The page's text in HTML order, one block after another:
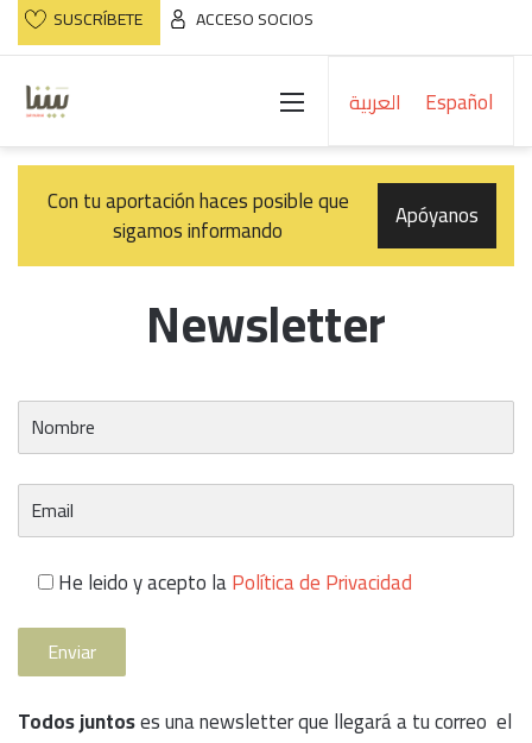
SUSCRÍBETE ACCESO SOCIOS
العربية Español
Menú
Con tu aportación haces posible que
sigamos informando Apóyanos
Newsletter
He leido y acepto laPolítica de Privacidad
Todos juntoses una newsletter que llegará a tu correo el